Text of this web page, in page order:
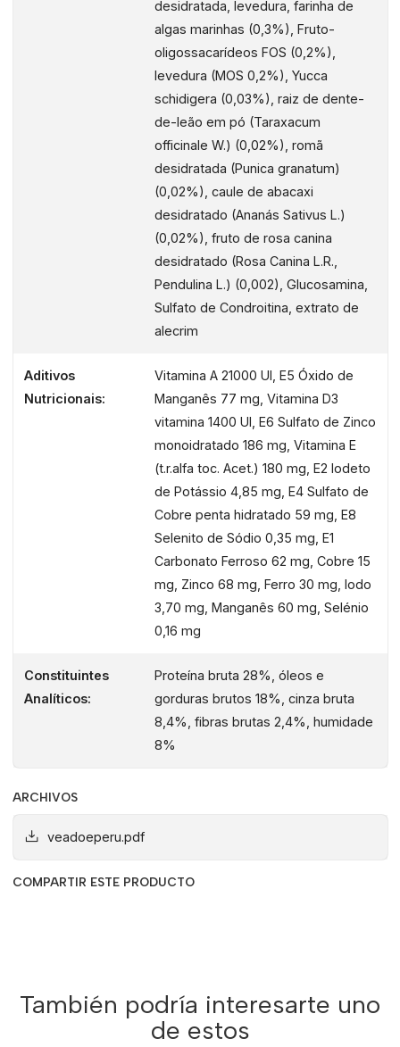
antioxidantes, digestivos e diuréticos que ajudam a
eliminar as toxinas do organismo. A ração também
adiciona sementes de linhaça, que aportam ácidos
gordos ómega 3 para uma pele saudável e um pelo
A ração para cães Primordial é 100% natural e
substitui os cereais pelas batatas para favorecer uma
boa digestão. A sua fórmula proporciona todos os
nutrientes, proteínas, gorduras, vitaminas e minerais
que os cães precisam para terem uma saúde ótima. É
uma ração hipoalergénica com prebióticos,
antioxidantes naturais e um reduzido índice glicémico.
Além do mais, os ingredientes cozinham-se ao vapor
para conservar todas as suas propriedades e o seu
VANTAGENS DA RAÇÃO PRIMORDIAL GRAIN FREE:
Ração natural para cães.
70% de ingredientes animais.
30 % de verduras, frutas e plantas.
Com muita carne fresca.
Proteínas de alto valor biológico.
Preparada ao vapor.
desidratada, levedura, farinha de
algas marinhas (0,3%), Fruto-
oligossacarídeos FOS (0,2%),
levedura (MOS 0,2%), Yucca
schidigera (0,03%), raiz de dente-
de-leão em pó (Taraxacum
officinale W.) (0,02%), romã
desidratada (Punica granatum)
(0,02%), caule de abacaxi
desidratado (Ananás Sativus L.)
(0,02%), fruto de rosa canina
desidratado (Rosa Canina L.R.,
Pendulina L.) (0,002), Glucosamina,
Sulfato de Condroitina, extrato de
alecrim
Aditivos
Nutricionais:
Vitamina A 21000 UI, E5 Óxido de
Manganês 77 mg, Vitamina D3
vitamina 1400 UI, E6 Sulfato de Zinco
monoidratado 186 mg, Vitamina E
(t.r.alfa toc. Acet.) 180 mg, E2 Iodeto
de Potássio 4,85 mg, E4 Sulfato de
Cobre penta hidratado 59 mg, E8
Selenito de Sódio 0,35 mg, E1
Carbonato Ferroso 62 mg, Cobre 15
mg, Zinco 68 mg, Ferro 30 mg, Iodo
3,70 mg, Manganês 60 mg, Selénio
0,16 mg
Constituintes
Analíticos:
Proteína bruta 28%, óleos e
gorduras brutos 18%, cinza bruta
8,4%, fibras brutas 2,4%, humidade
8%
ARCHIVOS
veadoeperu.pdf
COMPARTIR ESTE PRODUCTO
También podría interesarte uno
de estos